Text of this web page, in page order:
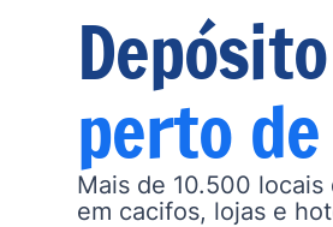
perto
Mais de 10.500
em cacifos, lojas e